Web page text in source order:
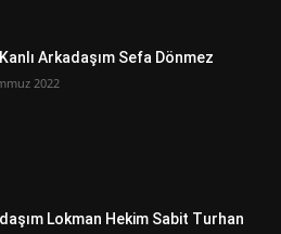
Arkadaşım Sefa Dönmez
2022
Lokman Hekim Sabit Turhan